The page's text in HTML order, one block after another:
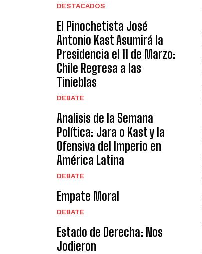
DESTACADOS
El Pinochetista José
Antonio Kast Asumirá la
Presidencia el 11 de Marzo:
Chile Regresa a las
Tinieblas
DEBATE
Analisis de la Semana
Política: Jara o Kast y la
Ofensiva del Imperio en
América Latina
DEBATE
Empate Moral
DEBATE
Estado de Derecha: Nos
Jodieron